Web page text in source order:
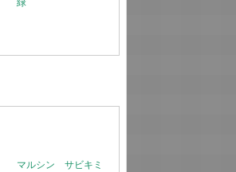
緑
マルシン サビキミ